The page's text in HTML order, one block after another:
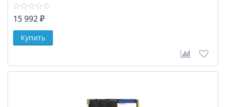
15 992 ₽
В В